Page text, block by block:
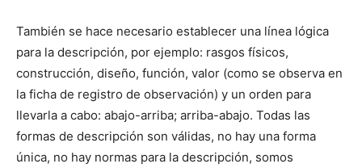
También se hace necesario establecer una línea lógica
para la descripción, por ejemplo: rasgos físicos,
construcción, diseño, función, valor (como se observa en
la ficha de registro de observación) y un orden para
llevarla a cabo: abajo-arriba; arriba-abajo. Todas las
formas de descripción son válidas, no hay una forma
única, no hay normas para la descripción, somos